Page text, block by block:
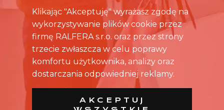
Klikając "Akceptuję" wyrażasz zgodę na
wykorzystywanie plików cookie przez
firmę RALFERA s.r.o. oraz przez strony
trzecie zwłaszcza w celu poprawy
komfortu użytkownika, analizy oraz
dostarczania odpowiedniej reklamy.
AKCEPTUJ